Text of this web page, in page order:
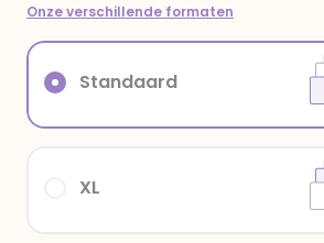
Onze verschillende formaten
XL
Standaard